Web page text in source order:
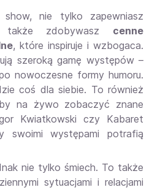
show, nie tylko zapewniasz
także zdobywasz cenne
, które inspiruje i wzbogaca.
szeroką gamę występów –
nowoczesne formy humoru.
coś dla siebie. To również
na żywo zobaczyć znane
Kwiatkowski czy Kabaret
swoimi występami potrafią
nie tylko śmiech. To także
sytuacjami i relacjami